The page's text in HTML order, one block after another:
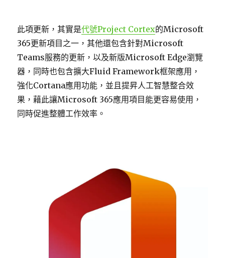
此項更新，其實是代號Project Cortex的Microsoft
365更新項目之一，其他還包含針對Microsoft
Teams服務的更新，以及新版Microsoft Edge瀏覽
器，同時也包含擴大Fluid Framework框架應用，
強化Cortana應用功能，並且提昇人工智慧整合效
果，藉此讓Microsoft 365應用項目能更容易使用，
同時促進整體工作效率。